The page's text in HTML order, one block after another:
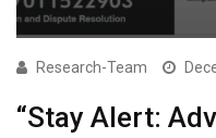
Research-Team
“Stay Alert: